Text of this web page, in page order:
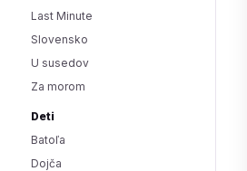
Last Minute
Slovensko
U susedov
Za morom
Deti
Batoľa
Dojča